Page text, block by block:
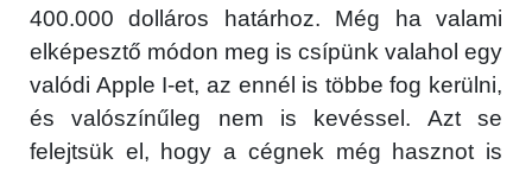
400.000 dolláros határhoz. Még ha valami
elképesztő módon meg is csípünk valahol egy
valódi Apple I-et, az ennél is többe fog kerülni,
és valószínűleg nem is kevéssel. Azt se
felejtsük el, hogy a cégnek még hasznot is